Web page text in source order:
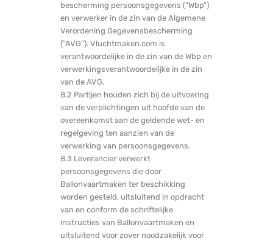
bescherming persoonsgegevens (“Wbp”)
en verwerker in de zin van de Algemene
Verordening Gegevensbescherming
(“AVG”). Vluchtmaken.com is
verantwoordelijke in de zin van de Wbp en
verwerkingsverantwoordelijke in de zin
van de AVG.
8.2 Partijen houden zich bij de uitvoering
van de verplichtingen uit hoofde van de
overeenkomst aan de geldende wet- en
regelgeving ten aanzien van de
verwerking van persoonsgegevens.
8.3 Leverancier verwerkt
persoonsgegevens die door
Ballonvaartmaken ter beschikking
worden gesteld, uitsluitend in opdracht
van en conform de schriftelijke
instructies van Ballonvaartmaken en
uitsluitend voor zover noodzakelijk voor